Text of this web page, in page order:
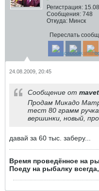
Регистрация:
Сообщения: 748
Откуда: Минск
Переслать
24.08.2009, 20:45
Сообщение от
Продам Микадо
тест 80 грамм
вершинки, новый,
давай за 60 тыс. заберу...
Время проведённое на
Поеду на рыбалку